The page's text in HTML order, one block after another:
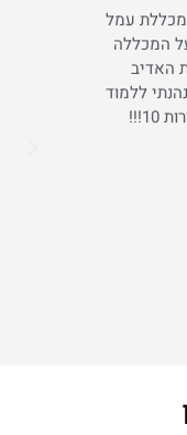
עמל
המכללה
האדיב
ללמוד